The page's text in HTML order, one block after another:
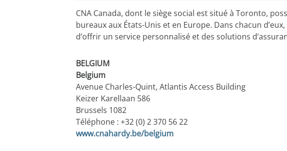
CNA Canada, dont le siège social est situé à Toronto,
bureaux aux États-Unis et en Europe. Dans chacun
d’offrir un service personnalisé et des solutions
BELGIUM
Belgium
Avenue Charles-Quint, Atlantis Access Building
Keizer Karellaan 586
Brussels 1082
Téléphone : +32 (0) 2 370 56 22
​www.cnahardy.be/belgium